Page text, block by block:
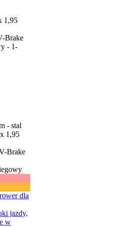
1,95
Brake
- 1-
- stal
1,95
Brake